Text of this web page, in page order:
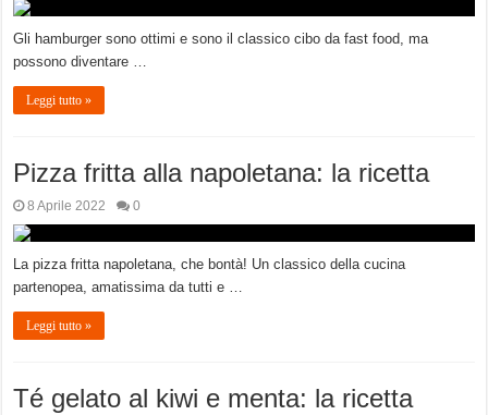
Gli hamburger sono ottimi e sono il classico cibo da fast food, ma
possono diventare …
Leggi tutto »
Pizza fritta alla napoletana: la ricetta
8 Aprile 2022 0
La pizza fritta napoletana, che bontà! Un classico della cucina
partenopea, amatissima da tutti e …
Leggi tutto »
Té gelato al kiwi e menta: la ricetta